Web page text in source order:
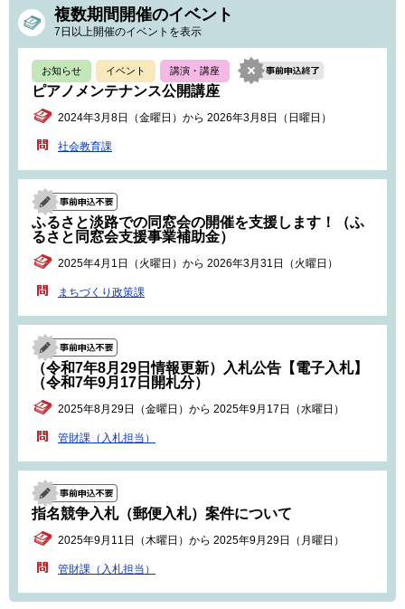
複数期間開催のイベント
7日以上開催のイベントを表示
お知らせ イベント 講演・講座
ピアノメンテナンス公開講座
2024年3月8日（金曜日）から 2026年3月8日（日曜日）
社会教育課
ふるさと淡路での同窓会の開催を支援します！（ふ
るさと同窓会支援事業補助金）
2025年4月1日（火曜日）から 2026年3月31日（火曜日）
まちづくり政策課
（令和7年8月29日情報更新）入札公告【電子入札】
（令和7年9月17日開札分）
2025年8月29日（金曜日）から 2025年9月17日（水曜日）
管財課（入札担当）
指名競争入札（郵便入札）案件について
2025年9月11日（木曜日）から 2025年9月29日（月曜日）
管財課（入札担当）